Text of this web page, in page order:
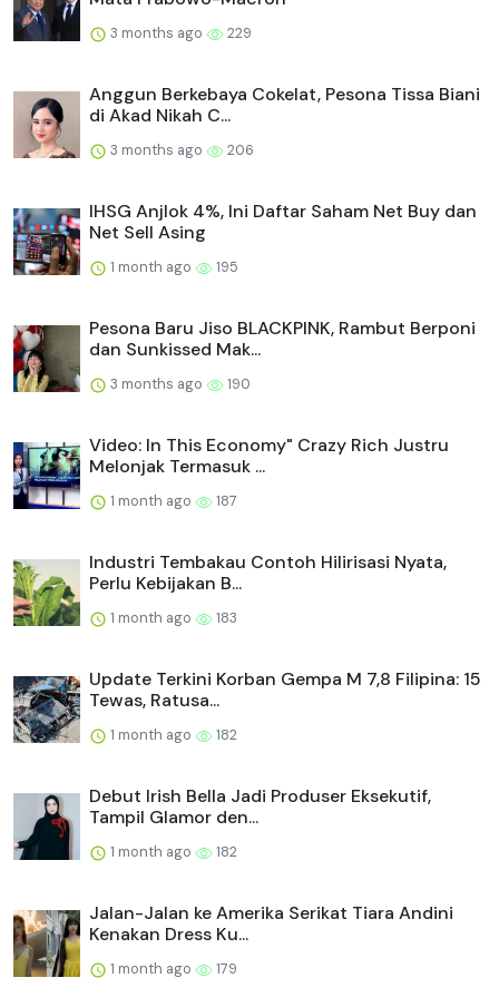
3 months ago 229
Anggun Berkebaya Cokelat, Pesona Tissa Biani
di Akad Nikah C...
3 months ago 206
IHSG Anjlok 4%, Ini Daftar Saham Net Buy dan
Net Sell Asing
1 month ago 195
Pesona Baru Jiso BLACKPINK, Rambut Berponi
dan Sunkissed Mak...
3 months ago 190
Video: In This Economy" Crazy Rich Justru
Melonjak Termasuk ...
1 month ago 187
Industri Tembakau Contoh Hilirisasi Nyata,
Perlu Kebijakan B...
1 month ago 183
Update Terkini Korban Gempa M 7,8 Filipina: 15
Tewas, Ratusa...
1 month ago 182
Debut Irish Bella Jadi Produser Eksekutif,
Tampil Glamor den...
1 month ago 182
Jalan-Jalan ke Amerika Serikat Tiara Andini
Kenakan Dress Ku...
1 month ago 179